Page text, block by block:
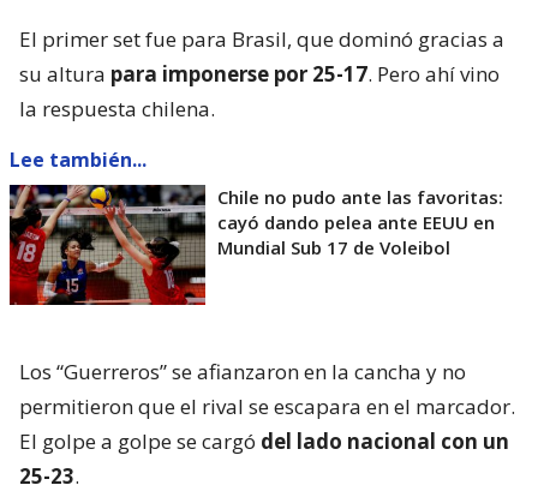
El primer set fue para Brasil, que dominó gracias a
su altura para imponerse por 25-17. Pero ahí vino
la respuesta chilena.
Lee también...
Chile no pudo ante las favoritas:
cayó dando pelea ante EEUU en
Mundial Sub 17 de Voleibol
Los “Guerreros” se afianzaron en la cancha y no
permitieron que el rival se escapara en el marcador.
El golpe a golpe se cargó del lado nacional con un
25-23.